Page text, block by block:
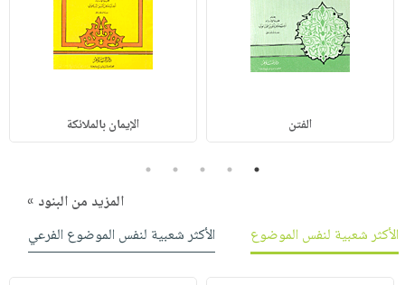
الفتن الإيمان بالملائكة
1
2
3
4
5
المزيد من البنود »
الأكثر شعبية لنفس الموضوع
الأكثر شعبية لنفس الموضوع الفرعي